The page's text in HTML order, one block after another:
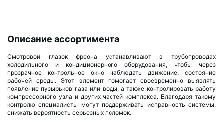
Описание ассортимента
Смотровой глазок фреона устанавливают в трубопроводах
холодильного и кондиционерного оборудования, чтобы через
прозрачное контрольное окно наблюдать движение, состояние
рабочей среды. Этот элемент помогает своевременно выявлять
появление пузырьков газа или воды, а также контролировать работу
компрессорного узла и других частей комплекса. Благодаря такому
контролю специалисты могут поддерживать исправность системы,
снижать вероятность серьезных поломок.